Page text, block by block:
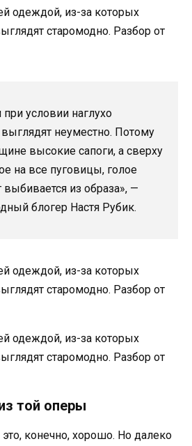
условии наглухо
неуместно. Потому
высокие сапоги, а сверху
на все пуговицы, голое
выбивается из образа», —
блогер Настя Рубик.
той оперы
конечно, хорошо. Но далеко